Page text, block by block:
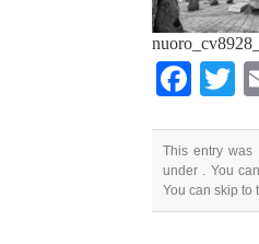
This entry
under . You
You can skip to